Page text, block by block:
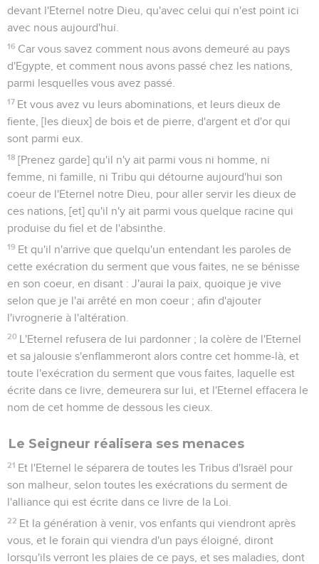
devant l'Eternel notre Dieu, qu'avec celui qui n'est point ici
avec nous aujourd'hui.
16 Car vous savez comment nous avons demeuré au pays
d'Egypte, et comment nous avons passé chez les nations,
parmi lesquelles vous avez passé.
17 Et vous avez vu leurs abominations, et leurs dieux de
fiente, [les dieux] de bois et de pierre, d'argent et d'or qui
sont parmi eux.
18 [Prenez garde] qu'il n'y ait parmi vous ni homme, ni
femme, ni famille, ni Tribu qui détourne aujourd'hui son
coeur de l'Eternel notre Dieu, pour aller servir les dieux de
ces nations, [et] qu'il n'y ait parmi vous quelque racine qui
produise du fiel et de l'absinthe.
19 Et qu'il n'arrive que quelqu'un entendant les paroles de
cette exécration du serment que vous faites, ne se bénisse
en son coeur, en disant : J'aurai la paix, quoique je vive
selon que je l'ai arrêté en mon coeur ; afin d'ajouter
l'ivrognerie à l'altération.
20 L'Eternel refusera de lui pardonner ; la colère de l'Eternel
et sa jalousie s'enflammeront alors contre cet homme-là, et
toute l'exécration du serment que vous faites, laquelle est
écrite dans ce livre, demeurera sur lui, et l'Eternel effacera le
nom de cet homme de dessous les cieux.
Le Seigneur réalisera ses menaces
21 Et l'Eternel le séparera de toutes les Tribus d'Israël pour
son malheur, selon toutes les exécrations du serment de
l'alliance qui est écrite dans ce livre de la Loi.
22 Et la génération à venir, vos enfants qui viendront après
vous, et le forain qui viendra d'un pays éloigné, diront
lorsqu'ils verront les plaies de ce pays, et ses maladies, dont